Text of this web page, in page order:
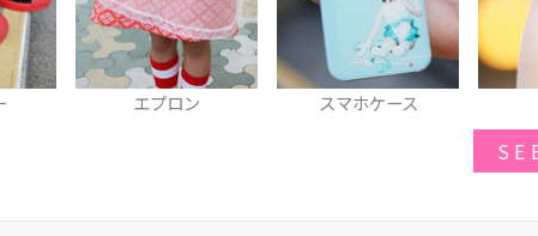
スマホケース リング